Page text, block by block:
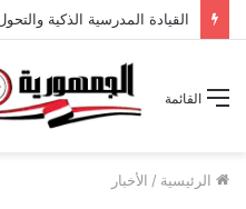
القائمة
الرئيسية / الأخبار